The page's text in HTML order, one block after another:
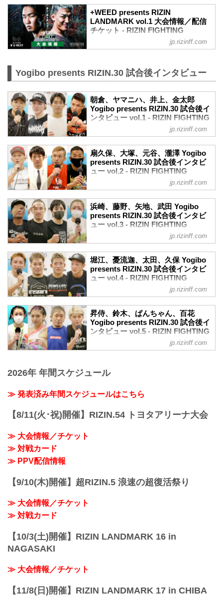
3R 判定 （3-0）
≫ 試合結果詳細
第9試合／バンタム級トーナメント 2回戦
井上直樹 vs. 金太郎
RIZIN MMAトーナメントルール：5分
3R（61.0kg）
3R 判定 （3-0）
≫ 試合結果詳細
+WEED presents RIZIN
LANDMARK vol.1 大会情報／配信
チケット - RIZIN FIGHTING
FEDERATION オフィシャルサイト
+WEED presents RIZIN LANDMARK
vol.1
youtu.be
大会概要
名称
+WEED presents RIZIN LANDMARK
日時
2021年10月2日（土）18:00開場（予定）
19:00開始（予定）
※開場・開始時間は予定です。決定次第
RIZIN FFオフィシャルサイトにてご案内
RIZIN FIGHTING FEDERATION
冠協賛
+WEED
jp.rizinff.com
Yogibo presents RIZIN.30 試合後インタビュー
朝倉、ヤマニハ、井上、金太郎
Yogibo presents RIZIN.30 試合後イ
ンタビュー vol.1 - RIZIN FIGHTING
FEDERATION オフィシャルサイト
ナにて行われたYogibo presents RIZIN.30
の出場選手たちの試合後インタビューを
公開！
朝倉海 試合後インタビュー / Yogibo
presents RIZIN.30
youtu.be
——試合後の率直な感想をお聞かせくだ
朝倉 メインイベントを任せてもらったの
に、しっかりKO・一本で倒す予定でした
が微妙な判定で不甲斐ない結果です。
——対戦を終えて、相手の印象は違い
ま...
jp.rizinff.com
扇久保、大塚、元谷、瀧澤 Yogibo
presents RIZIN.30 試合後インタビ
ュー vol.2 - RIZIN FIGHTING
FEDERATION オフィシャルサイト
ナにて行われたYogibo presents RIZIN.30
の出場選手たちの試合後インタビューを
公開！
扇久保博正 試合後インタビュー / Yogibo
presents RIZIN.30
youtu.be
——試合後の率直な感想をお聞かせくだ
扇久保 大晦日に残れてホッとしていま
す。
——対戦を終えて、相手の印象は違いま
したか。
扇久保 もっとタックルに来るかと思った
のです、打撃で来てくれたので...
jp.rizinff.com
浜崎、藤野、矢地、武田 Yogibo
presents RIZIN.30 試合後インタビ
ュー vol.3 - RIZIN FIGHTING
FEDERATION オフィシャルサイト
ナにて行われたYogibo presents RIZIN.30
の出場選手たちの試合後インタビューを
公開！
浜崎朱加 試合後インタビュー / Yogibo
presents RIZIN.30
youtu.be
——試合後の率直な感想をお聞かせくだ
浜崎 試合後のマイクでも言ったのです
嬉しく思っています。楽しかったです。
jp.rizinff.com
堀江、憂流迦、太田、久保 Yogibo
presents RIZIN.30 試合後インタビ
ュー vol.4 - RIZIN FIGHTING
FEDERATION オフィシャルサイト
ナにて行われたYogibo presents RIZIN.30
の出場選手たちの試合後インタビューを
公開！
youtu.be
さい。
せて良かったなという気持ちです。KOは
jp.rizinff.com
昇侍、鈴木、ぱんちゃん、百花
Yogibo presents RIZIN.30 試合後イ
ンタビュー vol.5 - RIZIN FIGHTING
FEDERATION オフィシャルサイト
の出場選手たちの試合後インタビューを
昇侍「三度目の大舞台、結果を出せて本
当に嬉しく思う」
昇侍 試合後インタビュー / Yogibo
presents RIZIN.30
昇侍 思っていた通り、バチバチ来てくれ
jp.rizinff.com
2026年 年間スケジュール
≫ 発表済み年間スケジュールはこちら
【8/11(火･祝)開催】RIZIN.54 トヨタアリーナ大会
≫ 大会情報／チケット
≫ 対戦カード
≫ PPV配信情報
【9/10(木)開催】超RIZIN.5 浪速の超復活祭り
≫ 大会情報／チケット
≫ 対戦カード
【10/3(土)開催】RIZIN LANDMARK 16 in
NAGASAKI
≫ 大会情報／チケット
【11/8(日)開催】RIZIN LANDMARK 17 in CHIBA